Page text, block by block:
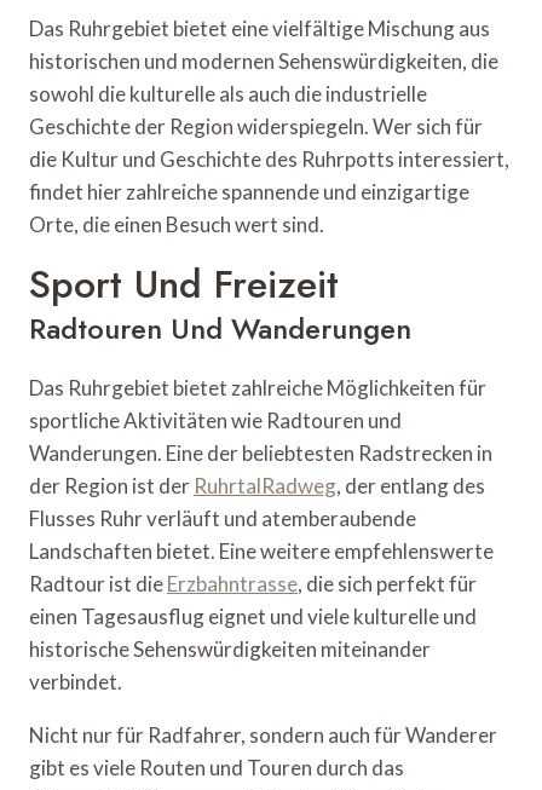
Das Ruhrgebiet bietet eine vielfältige Mischung aus
historischen und modernen Sehenswürdigkeiten, die
sowohl die kulturelle als auch die industrielle
Geschichte der Region widerspiegeln. Wer sich für
die Kultur und Geschichte des Ruhrpotts interessiert,
findet hier zahlreiche spannende und einzigartige
Orte, die einen Besuch wert sind.
Sport Und Freizeit
Radtouren Und Wanderungen
Das Ruhrgebiet bietet zahlreiche Möglichkeiten für
sportliche Aktivitäten wie Radtouren und
Wanderungen. Eine der beliebtesten Radstrecken in
der Region ist der RuhrtalRadweg, der entlang des
Flusses Ruhr verläuft und atemberaubende
Landschaften bietet. Eine weitere empfehlenswerte
Radtour ist dieErzbahntrasse, die sich perfekt für
einen Tagesausflug eignet und viele kulturelle und
historische Sehenswürdigkeiten miteinander
verbindet.
Nicht nur für Radfahrer, sondern auch für Wanderer
gibt es viele Routen und Touren durch das